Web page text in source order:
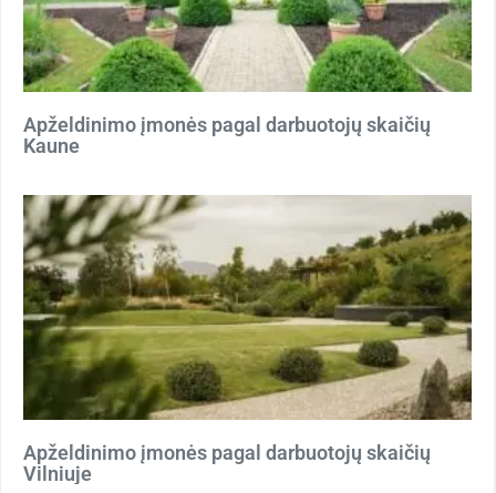
Apželdinimo įmonės pagal darbuotojų skaičių
Kaune
Apželdinimo įmonės pagal darbuotojų skaičių
Vilniuje